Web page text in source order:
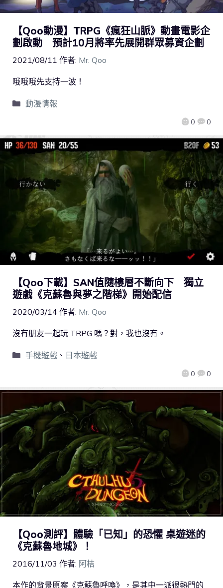
【Qoo動漫】TRPG《瘋狂山脈》動畫電影企
劃啟動 預計10月將率先展開群眾募資企劃
2021/08/11 作者: Mr. Qoo
0 0
哦哦哦先支持一波！
動漫情報
【Qoo下載】SAN值隨樓層不斷向下 獨立
遊戲《克蘇魯與夢之階梯》開始配信
2020/03/14 作者: Mr. Qoo
0 0
沒有朋友一起玩 TRPG 嗎？對，我也沒有。
手機遊戲、 日本遊戲
【Qoo測評】體驗「已知」的恐懼 桌遊迷的
《克蘇魯地城》！
2016/11/03 作者: 阿桔
本作的背景原案《克蘇魯呼喚》，是其中一派很熱門的